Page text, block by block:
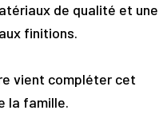
de qualité et une
finitions.
vient compléter cet
la famille.